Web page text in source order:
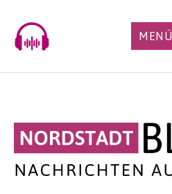
content
MENÜ